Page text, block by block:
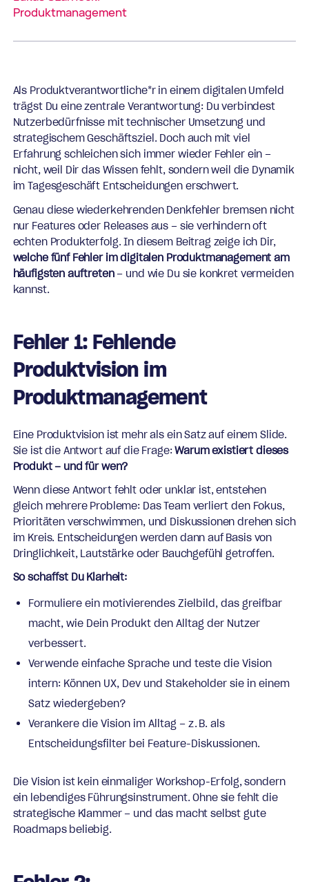
Produktmanagement
Als Produktverantwortliche*r in einem digitalen Umfeld
trägst Du eine zentrale Verantwortung: Du verbindest
Nutzerbedürfnisse mit technischer Umsetzung und
strategischem Geschäftsziel. Doch auch mit viel
Erfahrung schleichen sich immer wieder Fehler ein –
nicht, weil Dir das Wissen fehlt, sondern weil die Dynamik
im Tagesgeschäft Entscheidungen erschwert.
Genau diese wiederkehrenden Denkfehler bremsen nicht
nur Features oder Releases aus – sie verhindern oft
echten Produkterfolg. In diesem Beitrag zeige ich Dir,
welche fünf Fehler im digitalen Produktmanagement am
häufigsten auftreten– und wie Du sie konkret vermeiden
kannst.
Fehler 1: Fehlende
Produktvision im
Produktmanagement
Eine Produktvision ist mehr als ein Satz auf einem Slide.
Sie ist die Antwort auf die Frage:Warum existiert dieses
Produkt – und für wen?
Wenn diese Antwort fehlt oder unklar ist, entstehen
gleich mehrere Probleme: Das Team verliert den Fokus,
Prioritäten verschwimmen, und Diskussionen drehen sich
im Kreis. Entscheidungen werden dann auf Basis von
Dringlichkeit, Lautstärke oder Bauchgefühl getroffen.
So schaffst Du Klarheit:
Formuliere ein motivierendes Zielbild, das greifbar
macht, wie Dein Produkt den Alltag der Nutzer
verbessert.
Verwende einfache Sprache und teste die Vision
intern: Können UX, Dev und Stakeholder sie in einem
Satz wiedergeben?
Verankere die Vision im Alltag – z. B. als
Entscheidungsfilter bei Feature-Diskussionen.
Die Vision ist kein einmaliger Workshop-Erfolg, sondern
ein lebendiges Führungsinstrument. Ohne sie fehlt die
strategische Klammer – und das macht selbst gute
Roadmaps beliebig.